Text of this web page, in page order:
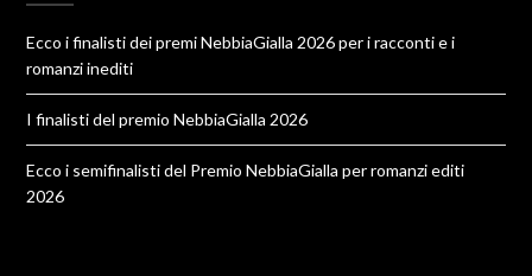
Ecco i finalisti dei premi NebbiaGialla 2026 per i racconti e i
romanzi inediti
I finalisti del premio NebbiaGialla 2026
Ecco i semifinalisti del Premio NebbiaGialla per romanzi editi
2026